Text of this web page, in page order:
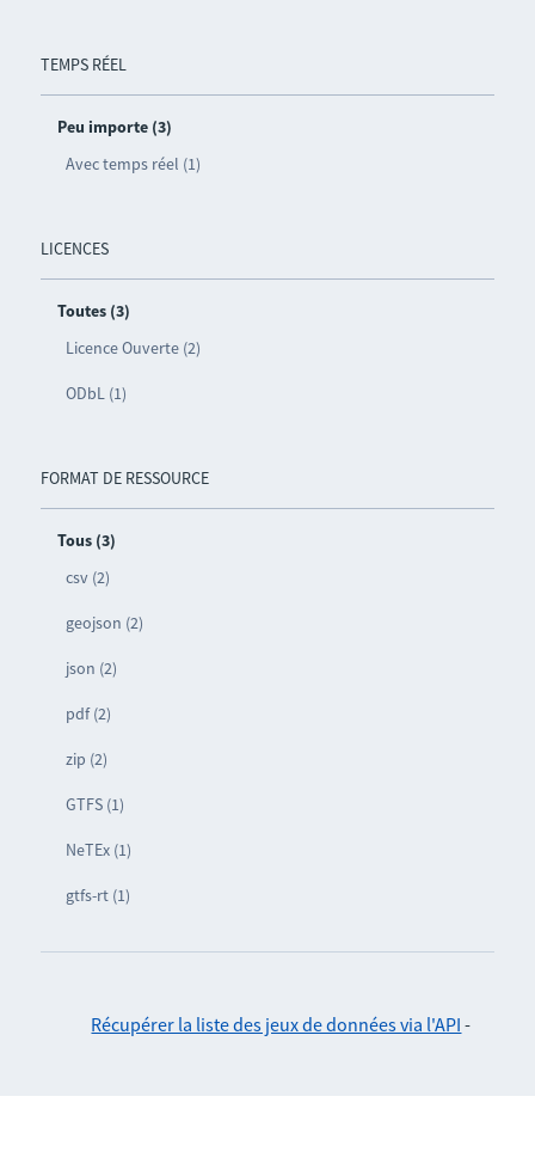
TEMPS RÉEL
Peu importe (3)
Avec temps réel (1)
LICENCES
Toutes (3)
Licence Ouverte (2)
ODbL (1)
FORMAT DE RESSOURCE
Tous (3)
csv (2)
geojson (2)
json (2)
pdf (2)
zip (2)
GTFS (1)
NeTEx (1)
gtfs-rt (1)
Récupérer la liste des jeux de données via l'API -